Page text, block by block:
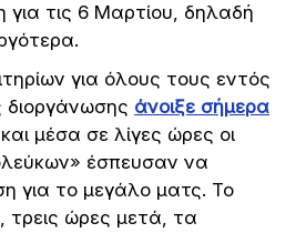
για τις 6 Μαρτίου, δηλαδή
για όλους τους εντός
άνοιξε σήμερα
μέσα σε λίγες ώρες οι
έσπευσαν να
για το μεγάλο ματς. Το
ώρες μετά, τα